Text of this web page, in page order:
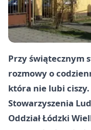
Przy świątecznym
rozmowy o
która nie lubi
Stowarzyszenia
Oddział Łódzki